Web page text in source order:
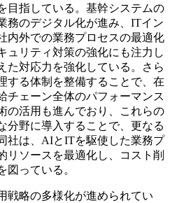
目指している。基幹システムの
務のデジタル化が進み、ITイン
内外での業務プロセスの最適化
ュリティ対策の強化にも注力し
た対応力を強化している。さら
する体制を整備することで、在
チェーン全体のパフォーマンス
の活用も進んでおり、これらの
分野に導入することで、更なる
社は、AIとITを駆使した業務プ
リソースを最適化し、コスト削
図っている。
戦略の多様化が進められてい